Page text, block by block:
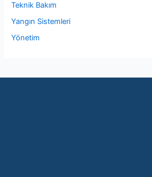
Teknik Bakım
Yangın Sistemleri
Yönetim